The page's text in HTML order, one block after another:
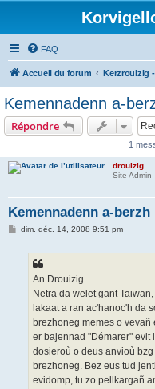
FAQ
Accueil du forum
Kemennadenn a-
Répondre
1
drouizig
Site Admin
Kemennadenn a-
Mdim. déc. 14, 2008 9:51 pm
An Drouizig
Netra da welet gant
lakaat a ran ac'hanoc'h da
brezhoneg memes o
er bajennad "Démarer" evit
dosieroù o deus anvioù
brezhoneg. Bez eus tud
evidomp, tu zo pellkargañ